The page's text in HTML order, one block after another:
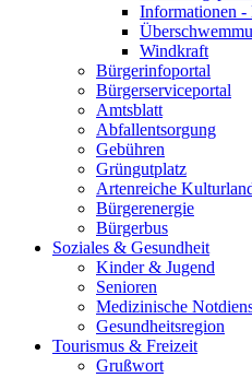
Informationen -
Windkraft
Bürgerinfoportal
Bürgerserviceportal
Amtsblatt
Abfallentsorgung
Gebühren
Grüngutplatz
Artenreiche
Bürgerenergie
Bürgerbus
Soziales & Gesundheit
Kinder & Jugend
Senioren
Medizinische
Gesundheitsregion
Tourismus & Freizeit
Grußwort